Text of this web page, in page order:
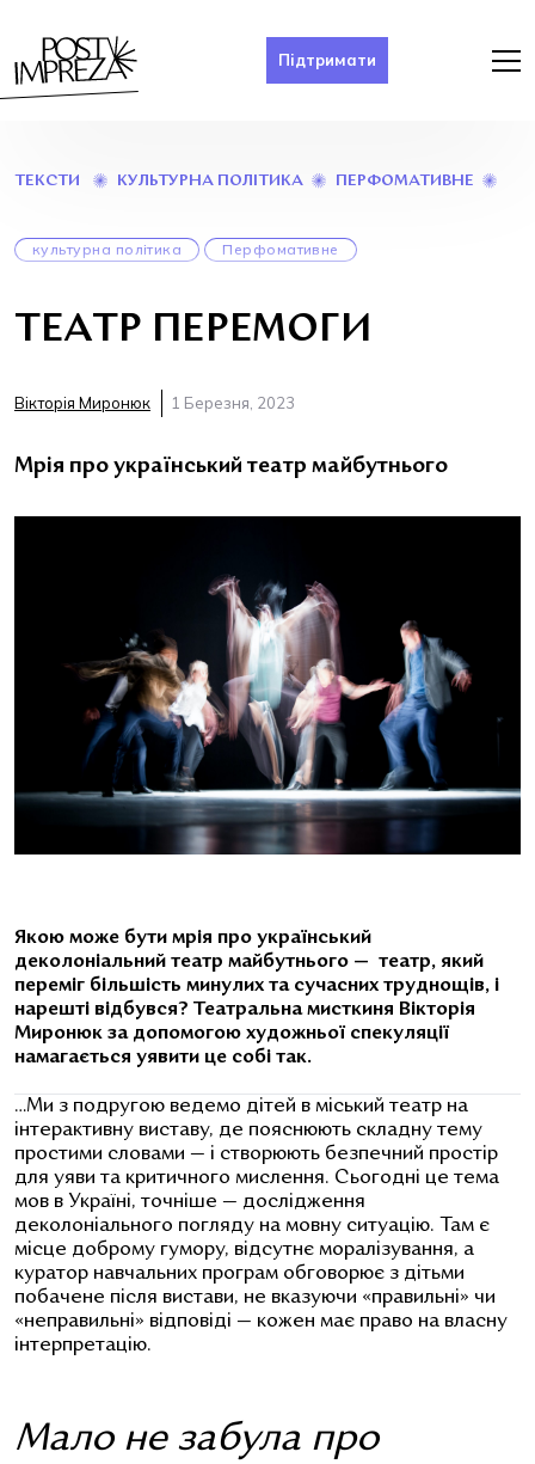
Підтримати
ТЕКСТИ КУЛЬТУРНА ПОЛІТИКА ПЕРФОМАТИВНЕ
культурна політика Перфомативне
ТЕАТР ПЕРЕМОГИ
Вікторія Миронюк 1 Березня, 2023
Мрія про український театр майбутнього
Якою може бути мрія про український
деколоніальний театр майбутнього — театр, який
переміг більшість минулих та сучасних труднощів, і
нарешті відбувся? Театральна мисткиня Вікторія
Миронюк за допомогою художньої спекуляції
намагається уявити це собі так.
…Ми з подругою ведемо дітей в міський театр на
інтерактивну виставу, де пояснюють складну тему
простими словами — і створюють безпечний простір
для уяви та критичного мислення. Сьогодні це тема
мов в Україні, точніше — дослідження
деколоніального погляду на мовну ситуацію. Там є
місце доброму гумору, відсутнє моралізування, а
куратор навчальних програм обговорює з дітьми
побачене після вистави, не вказуючи «правильні» чи
«неправильні» відповіді — кожен має право на власну
інтерпретацію.
Мало не забула про